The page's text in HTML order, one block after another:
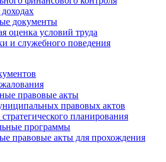
документы
оценка условий труда
и служебного поведения
правовые акты
правовых актов
планирования
программы
правовые акты для прохождения